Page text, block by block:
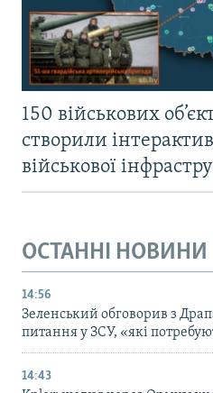
150 військових
створили
військової
ОСТАННІ НОВИНИ
14:56
Зеленський обговорив з
питання у ЗСУ, «які
14:43